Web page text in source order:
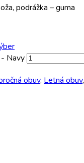
podrážka – guma
Navy
obuv, Letná obuv,